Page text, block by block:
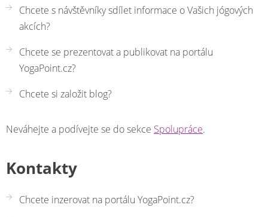
Chcete s návštěvníky sdílet informace o Vašich jógových
akcích?
Chcete se prezentovat a publikovat na portálu
YogaPoint.cz?
Chcete si založit blog?
Neváhejte a podívejte se do sekce Spolupráce.
Kontakty
Chcete inzerovat na portálu YogaPoint.cz?